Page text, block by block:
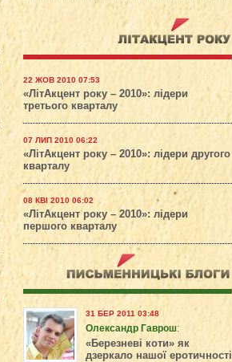
22 ЖОВ 2010 07:53
«ЛітАкцент року – 2010»: лідери
третього кварталу
07 ЛИП 2010 06:22
«ЛітАкцент року – 2010»: лідери другого
кварталу
08 КВІ 2010 06:02
«ЛітАкцент року – 2010»: лідери
першого кварталу
31 БЕР 2011 03:48
Олександр Гаврош:
«Березневі коти» як
дзеркало нашої еротичності